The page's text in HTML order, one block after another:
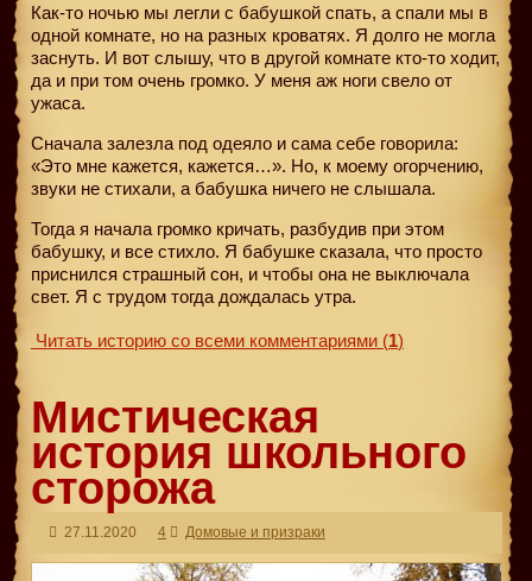
Как-то ночью мы легли с бабушкой спать, а спали мы в
одной комнате, но на разных кроватях. Я долго не могла
заснуть. И вот слышу, что в другой комнате кто-то ходит,
да и при том очень громко. У меня аж ноги свело от
ужаса.
Сначала залезла под одеяло и сама себе говорила:
«Это мне кажется, кажется…». Но, к моему огорчению,
звуки не стихали, а бабушка ничего не слышала.
Тогда я начала громко кричать, разбудив при этом
бабушку, и все стихло. Я бабушке сказала, что просто
приснился страшный сон, и чтобы она не выключала
свет. Я с трудом тогда дождалась утра.
Читать историю со всеми комментариями (1)
Мистическая
история школьного
сторожа
27.11.2020 4 Домовые и призраки